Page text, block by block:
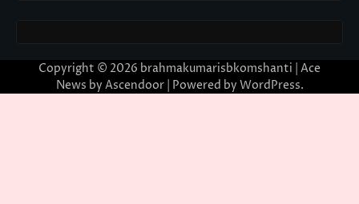
Copyright © 2026 brahmakumarisbkomshanti | Ace
News by Ascendoor| Powered by WordPress.